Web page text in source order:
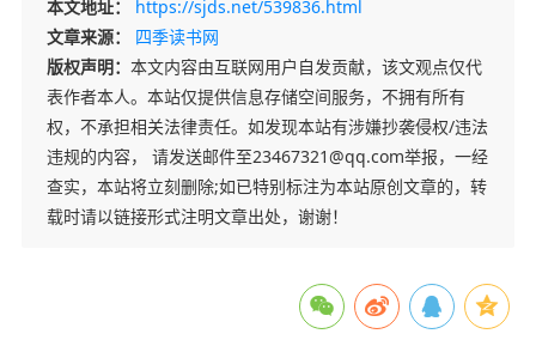
本文地址：
https://sjds.net/539836.html
文章来源：
四季读书网
版权声明： 本文内容由互联网用户自发贡献，该文观点仅代
表作者本人。本站仅提供信息存储空间服务，不拥有所有
权，不承担相关法律责任。如发现本站有涉嫌抄袭侵权/违法
违规的内容， 请发送邮件至23467321@qq.com举报，一经
查实，本站将立刻删除;如已特别标注为本站原创文章的，转
载时请以链接形式注明文章出处，谢谢！